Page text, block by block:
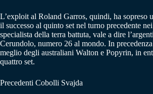
L’exploit al Roland Garros, quindi, ha sopreso
il successo al quinto set nel turno precedente
specialista della terra battuta, vale a dire
Cerundolo, numero 26 al mondo. In
meglio degli australiani Walton e Popyrin, in
quattro set.
Precedenti Cobolli Svajda